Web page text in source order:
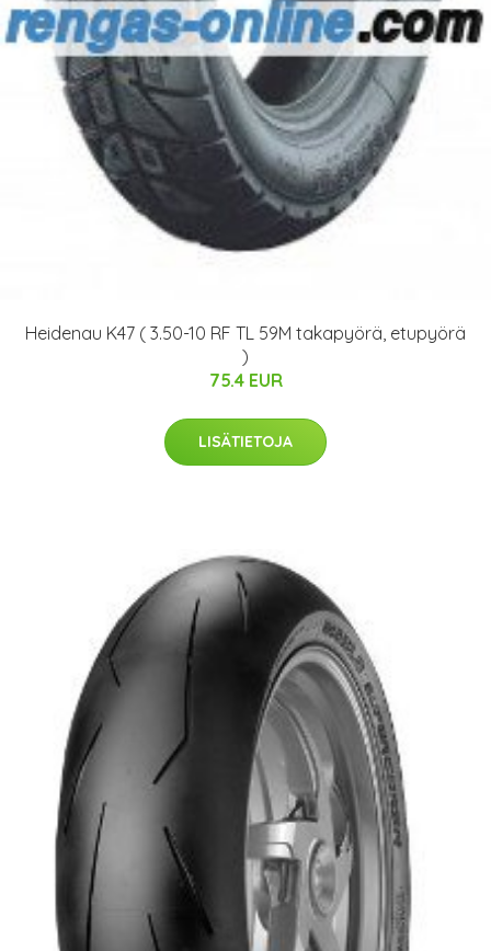
Heidenau K47 ( 3.50-10 RF TL 59M takapyörä, etupyörä
)
75.4 EUR
LISÄTIETOJA